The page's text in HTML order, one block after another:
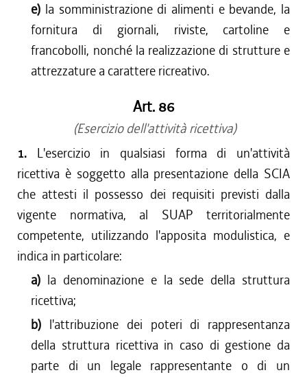
e) la somministrazione di alimenti e bevande, la
fornitura di giornali, riviste, cartoline e
francobolli, nonché la realizzazione di strutture e
attrezzature a carattere ricreativo.
Art. 86
(Esercizio dell'attività ricettiva)
1. L'esercizio in qualsiasi forma di un'attività
ricettiva è soggetto alla presentazione della SCIA
che attesti il possesso dei requisiti previsti dalla
vigente normativa, al SUAP territorialmente
competente, utilizzando l'apposita modulistica, e
indica in particolare:
a) la denominazione e la sede della struttura
ricettiva;
b) l'attribuzione dei poteri di rappresentanza
della struttura ricettiva in caso di gestione da
parte di un legale rappresentante o di un